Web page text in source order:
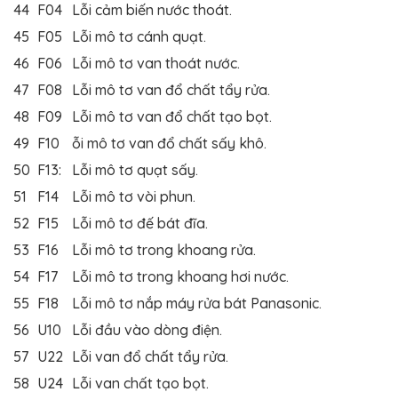
44 F04 Lỗi cảm biến nước thoát.
45 F05
Lỗi mô tơ cánh quạt.
46 F06
Lỗi mô tơ van thoát nước.
47 F08
Lỗi mô tơ van đổ chất tẩy rửa.
48 F09
Lỗi mô tơ van đổ chất tạo bọt.
49 F10
ỗi mô tơ van đổ chất sấy khô.
50 F13:
Lỗi mô tơ quạt sấy.
51
F14
Lỗi mô tơ vòi phun.
52 F15
Lỗi mô tơ đế bát đĩa.
53 F16
Lỗi mô tơ trong khoang rửa.
54 F17
Lỗi mô tơ trong khoang hơi nước.
55 F18
Lỗi mô tơ nắp máy rửa bát Panasonic.
56 U10
Lỗi đầu vào dòng điện.
57 U22 Lỗi van đổ chất tẩy rửa.
58 U24 Lỗi van chất tạo bọt.